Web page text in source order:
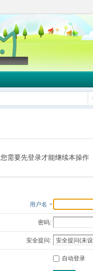
您需要先登录才能继续本操作
用户名
密码:
安全提问:
自动登录